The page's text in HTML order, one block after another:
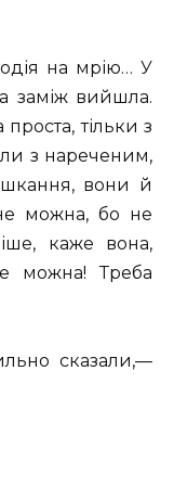
на мрію… У
заміж вийшла.
тільки з
з нареченим,
вони й
можна, бо не
каже вона,
можна! Треба
сказали,—